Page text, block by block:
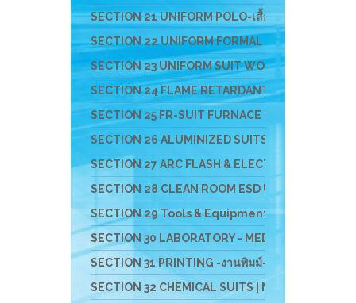
SECTION 21 UNIFORM POLO-เสื้อโปโล-เสื้อ T-
SECTION 22 UNIFORM FORMAL OFFICE SUIT
SECTION 23 UNIFORM SUIT WORKSHOP SUIT
SECTION 24 FLAME RETARDANT FABRIC [FR-
SECTION 25 FR-SUIT FURNACE UNIFORM ผ้ากั
SECTION 26 ALUMINIZED SUITS - ชุดป้องกันควา
SECTION 27 ARC FLASH & ELECTRICAL PPE
SECTION 28 CLEAN ROOM ESD UNIFROM &
SECTION 29 Tools & Equipment For
SECTION 30 LABORATORY - MEDICAL -
SECTION 31 PRINTING -งานพิมม์-สกรีน-ผ้า-ภาพ
SECTION 32 CHEMICAL SUITS | MEDICAL-